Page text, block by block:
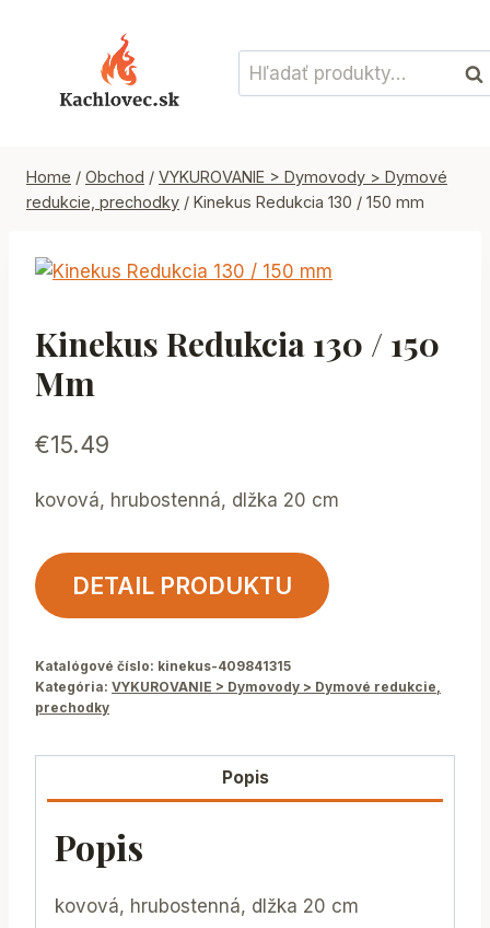
Hľadať:
Home / Obchod / VYKUROVANIE > Dymovody > Dymové
redukcie, prechodky / Kinekus Redukcia 130 / 150 mm
Kinekus Redukcia 130 / 150
Mm
€15.49
kovová, hrubostenná, dlžka 20 cm
DETAIL PRODUKTU
Katalógové číslo: kinekus-409841315
Kategória: VYKUROVANIE > Dymovody > Dymové redukcie,
prechodky
Popis
Popis
kovová, hrubostenná, dlžka 20 cm